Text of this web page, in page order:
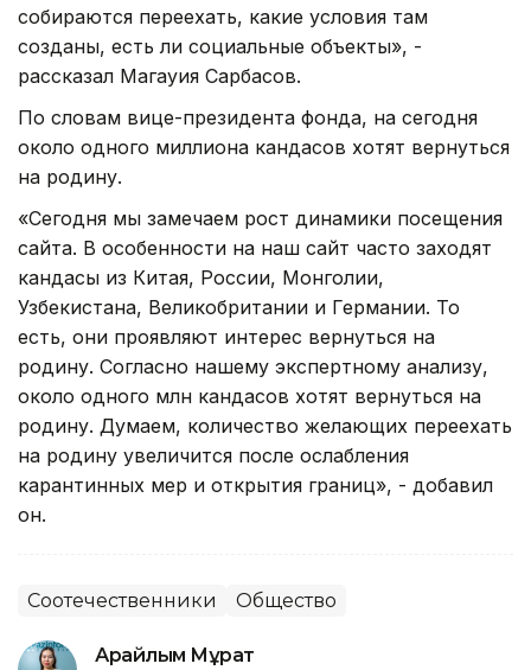
собираются переехать, какие условия там
созданы, есть ли социальные объекты», -
рассказал Магауия Сарбасов.
По словам вице-президента фонда, на сегодня
около одного миллиона кандасов хотят вернуться
на родину.
«Сегодня мы замечаем рост динамики посещения
сайта. В особенности на наш сайт часто заходят
кандасы из Китая, России, Монголии,
Узбекистана, Великобритании и Германии. То
есть, они проявляют интерес вернуться на
родину. Согласно нашему экспертному анализу,
около одного млн кандасов хотят вернуться на
родину. Думаем, количество желающих переехать
на родину увеличится после ослабления
карантинных мер и открытия границ», - добавил
он.
Соотечественники Общество
Арайлым Мұрат